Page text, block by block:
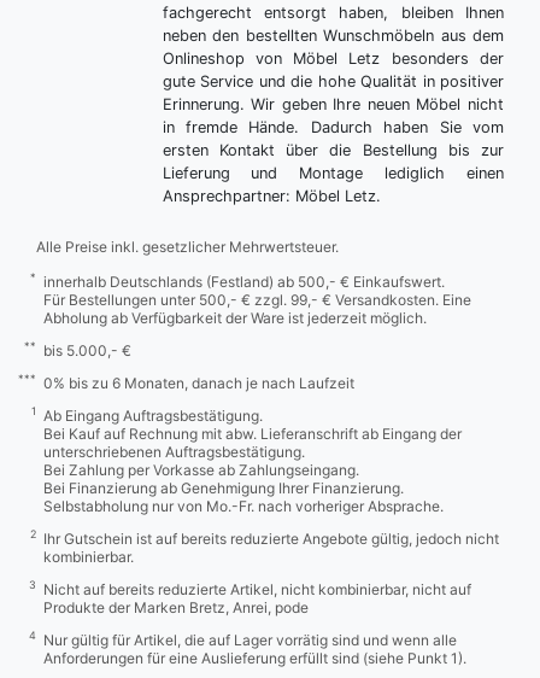
fachgerecht entsorgt haben, bleiben Ihnen
neben den bestellten Wunschmöbeln aus dem
Onlineshop von Möbel Letz besonders der
gute Service und die hohe Qualität in positiver
Erinnerung. Wir geben Ihre neuen Möbel nicht
in fremde Hände. Dadurch haben Sie vom
ersten Kontakt über die Bestellung bis zur
Lieferung und Montage lediglich einen
Ansprechpartner: Möbel Letz.
Alle Preise inkl. gesetzlicher Mehrwertsteuer.
*
innerhalb Deutschlands (Festland) ab 500,- € Einkaufswert.
Für Bestellungen unter 500,- € zzgl. 99,- € Versandkosten. Eine
Abholung ab Verfügbarkeit der Ware ist jederzeit möglich.
** bis 5.000,- €
*** 0% bis zu 6 Monaten, danach je nach Laufzeit
1
Ab Eingang Auftragsbestätigung.
Bei Kauf auf Rechnung mit abw. Lieferanschrift ab Eingang der
unterschriebenen Auftragsbestätigung.
Bei Zahlung per Vorkasse ab Zahlungseingang.
Bei Finanzierung ab Genehmigung Ihrer Finanzierung.
Selbstabholung nur von Mo.-Fr. nach vorheriger Absprache.
2
Ihr Gutschein ist auf bereits reduzierte Angebote gültig, jedoch nicht
kombinierbar.
3
Nicht auf bereits reduzierte Artikel, nicht kombinierbar, nicht auf
Produkte der Marken Bretz, Anrei, pode
4
Nur gültig für Artikel, die auf Lager vorrätig sind und wenn alle
Anforderungen für eine Auslieferung erfüllt sind (siehe Punkt 1).